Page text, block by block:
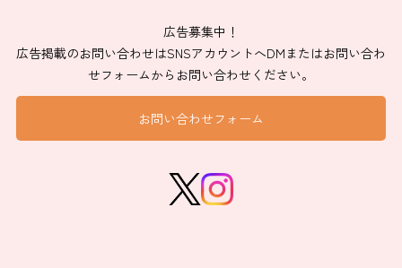
広告募集中！
広告掲載のお問い合わせはSNSアカウントへDMまたはお問い合わ
せフォームからお問い合わせください。
お問い合わせフォーム